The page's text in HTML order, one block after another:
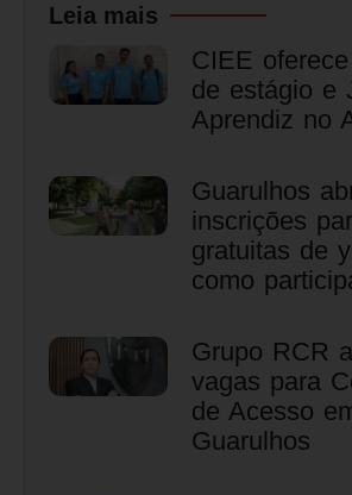
Leia mais
CIEE
de estágio e
Aprendiz no
Guarulhos
inscrições
gratuitas de
como
Grupo RCR
vagas para
de Acesso
Guarulhos